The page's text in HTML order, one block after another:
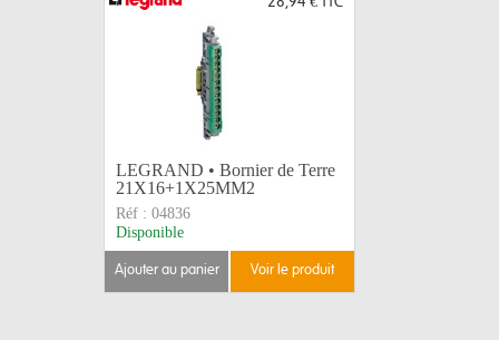
LEGRAND • Bornier de Terre
21X16+1X25MM2
Réf : 04836
Disponible
ajouter au panier voir le produit